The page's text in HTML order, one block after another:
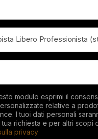
modulo esprimi il
relative a
I tuoi dati personali
richiesta e per altri scopi
privacy